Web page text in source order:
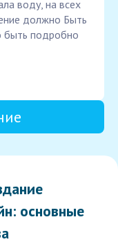
воду, на всех
должно Быть
быть подробно
основные